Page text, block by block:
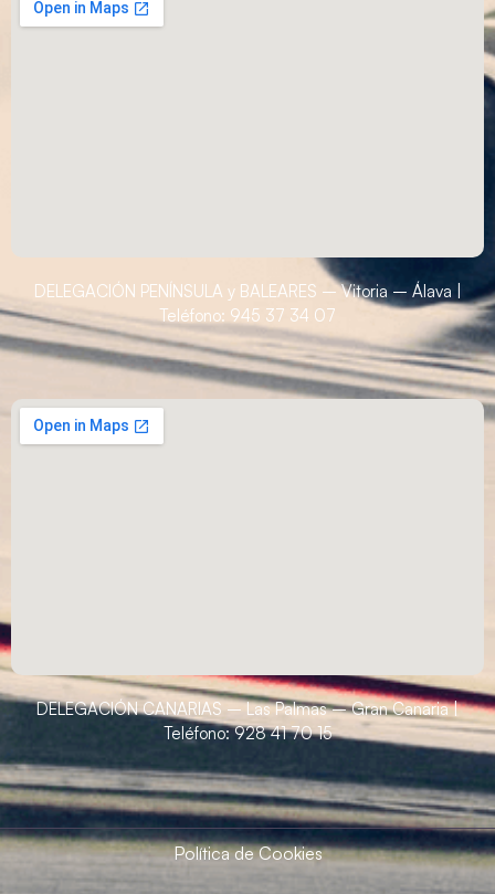
DELEGACIÓN PENÍNSULA y BALEARES – Vitoria – Álava |
Teléfono: 945 37 34 07
DELEGACIÓN CANARIAS – Las Palmas – Gran Canaria |
Teléfono: 928 41 70 15
Política de Cookies